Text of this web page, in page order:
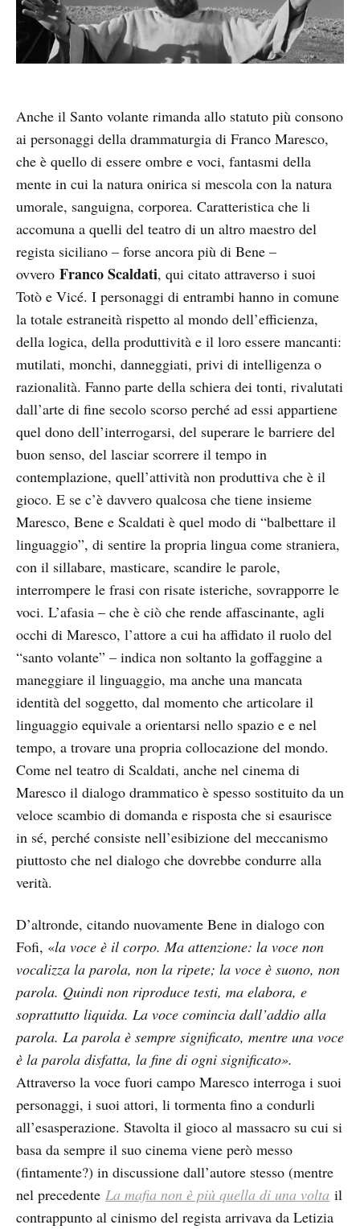
Anche il Santo volante rimanda allo statuto più consono
ai personaggi della drammaturgia di Franco Maresco,
che è quello di essere ombre e voci, fantasmi della
mente in cui la natura onirica si mescola con la natura
umorale, sanguigna, corporea. Caratteristica che li
accomuna a quelli del teatro di un altro maestro del
regista siciliano – forse ancora più di Bene –
ovvero Franco Scaldati, qui citato attraverso i suoi
Totò e Vicé. I personaggi di entrambi hanno in comune
la totale estraneità rispetto al mondo dell’efficienza,
della logica, della produttività e il loro essere mancanti:
mutilati, monchi, danneggiati, privi di intelligenza o
razionalità. Fanno parte della schiera dei tonti, rivalutati
dall’arte di fine secolo scorso perché ad essi appartiene
quel dono dell’interrogarsi, del superare le barriere del
buon senso, del lasciar scorrere il tempo in
contemplazione, quell’attività non produttiva che è il
gioco. E se c’è davvero qualcosa che tiene insieme
Maresco, Bene e Scaldati è quel modo di “balbettare il
linguaggio”, di sentire la propria lingua come straniera,
con il sillabare, masticare, scandire le parole,
interrompere le frasi con risate isteriche, sovrapporre le
voci. L’afasia – che è ciò che rende affascinante, agli
occhi di Maresco, l’attore a cui ha affidato il ruolo del
“santo volante” – indica non soltanto la goffaggine a
maneggiare il linguaggio, ma anche una mancata
identità del soggetto, dal momento che articolare il
linguaggio equivale a orientarsi nello spazio e e nel
tempo, a trovare una propria collocazione del mondo.
Come nel teatro di Scaldati, anche nel cinema di
Maresco il dialogo drammatico è spesso sostituito da un
veloce scambio di domanda e risposta che si esaurisce
in sé, perché consiste nell’esibizione del meccanismo
piuttosto che nel dialogo che dovrebbe condurre alla
verità.
D’altronde, citando nuovamente Bene in dialogo con
Fofi, «la voce è il corpo. Ma attenzione: la voce non
vocalizza la parola, non la ripete; la voce è suono, non
parola. Quindi non riproduce testi, ma elabora, e
soprattutto liquida. La voce comincia dall’addio alla
parola. La parola è sempre significato, mentre una voce
è la parola disfatta, la fine di ogni significato».
Attraverso la voce fuori campo Maresco interroga i suoi
personaggi, i suoi attori, li tormenta fino a condurli
all’esasperazione. Stavolta il gioco al massacro su cui si
basa da sempre il suo cinema viene però messo
(fintamente?) in discussione dall’autore stesso (mentre
nel precedente La mafia non è più quella di una volta il
contrappunto al cinismo del regista arrivava da Letizia